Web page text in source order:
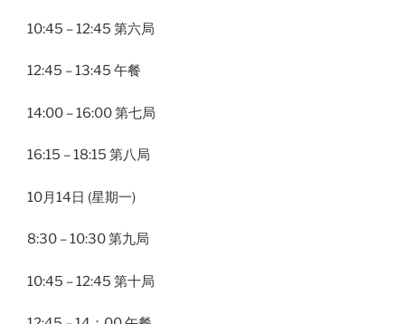
10:45 – 12:45 第六局
12:45 – 13:45 午餐
14:00 – 16:00 第七局
16:15 – 18:15 第八局
10月14日 (星期一)
8:30 – 10:30 第九局
10:45 – 12:45 第十局